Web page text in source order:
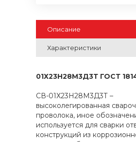
Описание
Характеристики
01Х23Н28М3Д3Т ГОСТ
СВ-01Х23Н28М3Д3Т –
высоколегированная
проволока, иное
используется для сварки
конструкций из